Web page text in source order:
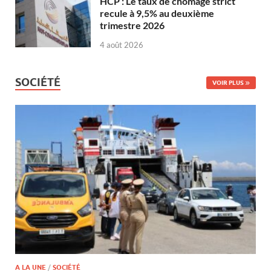
recule à 9,5% au deuxième
trimestre 2026
4 août 2026
SOCIÉTÉ VOIR PLUS
A LA UNE / SOCIÉTÉ